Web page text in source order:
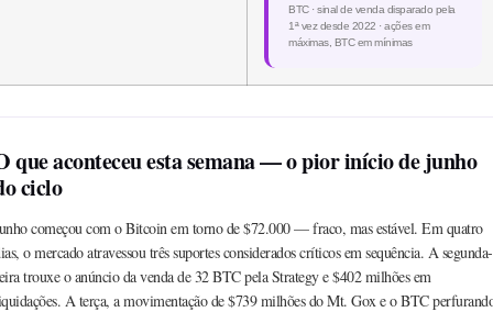
BTC · sinal de venda disparado pela
1ª vez desde 2022 · ações em
máximas, BTC em mínimas
que aconteceu esta semana — o pior início de junho
ciclo
começou com o Bitcoin em torno de $72.000 — fraco, mas estável. Em quatro
o mercado atravessou três suportes considerados críticos em sequência. A segunda-
trouxe o anúncio da venda de 32 BTC pela Strategy e $402 milhões em
A terça, a movimentação de $739 milhões do Mt. Gox e o BTC